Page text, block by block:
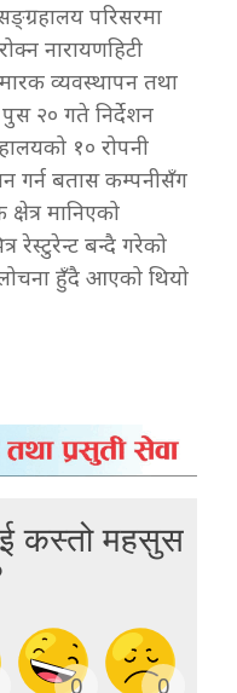
परिसरमा
नारायणहिटी
व्यवस्थापन तथा
२० गते निर्देशन
१० रोपनी
गर्न बतास कम्पनीसँग
मानिएको
रेस्टुरेन्ट बन्दै गरेको
हुँदै आएको थियो
कस्तो महसुस
0 0